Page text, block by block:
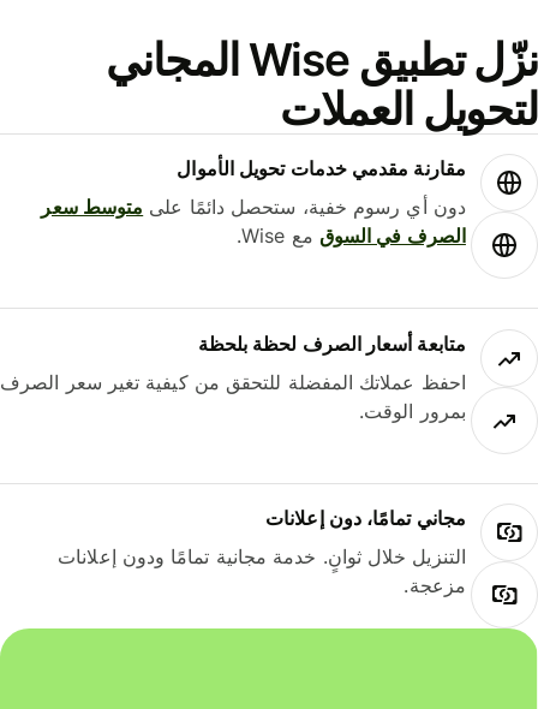
نزّل تطبيق Wise المجاني
العملات
مقارنة مقدمي خدمات تحويل الأموال
دون أي رسوم خفية، ستحصل دائمًا علىمتوسط ​​سعر
الصرف في السوقمع Wise.
متابعة أسعار الصرف لحظة بلحظة
احفظ عملاتك المفضلة للتحقق من كيفية تغير سعر الصرف
بمرور الوقت.
مجاني تمامًا، دون إعلانات
التنزيل خلال ثوانٍ. خدمة مجانية تمامًا ودون إعلانات
مزعجة.